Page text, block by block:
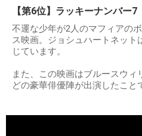
【第6位】ラッキーナンバー7
不運な少年が2人のマフィアの
ス映画。ジョシュハートネット
じています。
また、この映画はブルースウ
どの豪華俳優陣が出演したこと